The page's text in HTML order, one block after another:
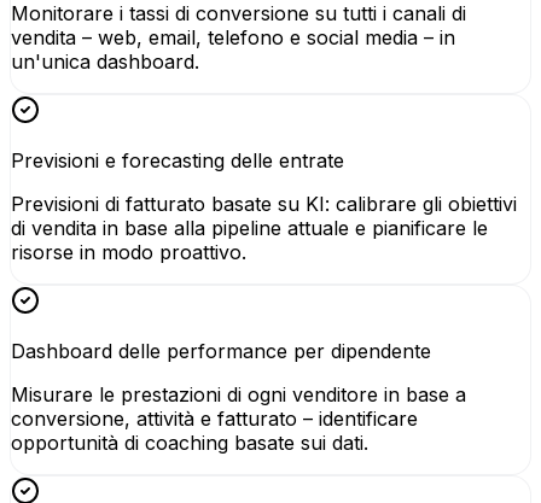
Monitorare i tassi di conversione su tutti i canali di
vendita – web, email, telefono e social media – in
un'unica dashboard.
Previsioni e forecasting delle entrate
Previsioni di fatturato basate su KI: calibrare gli obiettivi
di vendita in base alla pipeline attuale e pianificare le
risorse in modo proattivo.
Dashboard delle performance per dipendente
Misurare le prestazioni di ogni venditore in base a
conversione, attività e fatturato – identificare
opportunità di coaching basate sui dati.